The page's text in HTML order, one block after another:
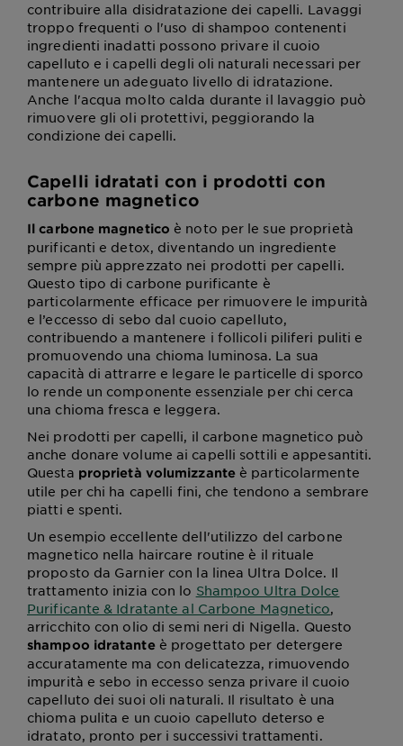
contribuire alla disidratazione dei capelli. Lavaggi
troppo frequenti o l'uso di shampoo contenenti
ingredienti inadatti possono privare il cuoio
capelluto e i capelli degli oli naturali necessari per
mantenere un adeguato livello di idratazione.
Anche l'acqua molto calda durante il lavaggio può
rimuovere gli oli protettivi, peggiorando la
condizione dei capelli.
Capelli idratati con i prodotti con
carbone magnetico
Il carbone magnetico è noto per le sue proprietà
purificanti e detox, diventando un ingrediente
sempre più apprezzato nei prodotti per capelli.
Questo tipo di carbone purificante è
particolarmente efficace per rimuovere le impurità
e l’eccesso di sebo dal cuoio capelluto,
contribuendo a mantenere i follicoli piliferi puliti e
promuovendo una chioma luminosa. La sua
capacità di attrarre e legare le particelle di sporco
lo rende un componente essenziale per chi cerca
una chioma fresca e leggera.
Nei prodotti per capelli, il carbone magnetico può
anche donare volume ai capelli sottili e appesantiti.
Questa proprietà volumizzanteè particolarmente
utile per chi ha capelli fini, che tendono a sembrare
piatti e spenti.
Un esempio eccellente dell'utilizzo del carbone
magnetico nella haircare routine è il rituale
proposto da Garnier con la linea Ultra Dolce. Il
trattamento inizia con lo Shampoo Ultra Dolce
Purificante & Idratante al Carbone Magnetico,
arricchito con olio di semi neri di Nigella. Questo
shampoo idratanteè progettato per detergere
accuratamente ma con delicatezza, rimuovendo
impurità e sebo in eccesso senza privare il cuoio
capelluto dei suoi oli naturali. Il risultato è una
chioma pulita e un cuoio capelluto deterso e
idratato, pronto per i successivi trattamenti.